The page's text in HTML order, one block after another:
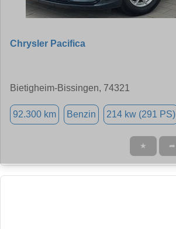
Chrysler Pacifica
Bietigheim-Bissingen, 74321
92.300 km Benzin 214 kw (291 PS)
★ ➦